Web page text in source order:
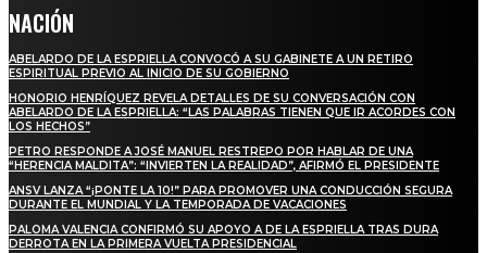
NACIÓN
ABELARDO DE LA ESPRIELLA CONVOCÓ A SU GABINETE A UN RETIRO
ESPIRITUAL PREVIO AL INICIO DE SU GOBIERNO
HONORIO HENRÍQUEZ REVELA DETALLES DE SU CONVERSACIÓN CON
ABELARDO DE LA ESPRIELLA: “LAS PALABRAS TIENEN QUE IR ACORDES CON
LOS HECHOS”
PETRO RESPONDE A JOSÉ MANUEL RESTREPO POR HABLAR DE UNA
“HERENCIA MALDITA”: “INVIERTEN LA REALIDAD”, AFIRMÓ EL PRESIDENTE
ANSV LANZA “¡PONTE LA 10!” PARA PROMOVER UNA CONDUCCIÓN SEGURA
DURANTE EL MUNDIAL Y LA TEMPORADA DE VACACIONES
PALOMA VALENCIA CONFIRMÓ SU APOYO A DE LA ESPRIELLA TRAS DURA
DERROTA EN LA PRIMERA VUELTA PRESIDENCIAL